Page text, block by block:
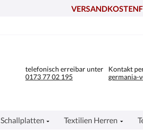
telefonisch erreibar unter
0173 77 02 195
Kontakt
germania-
Schallplatten Textilien Herren